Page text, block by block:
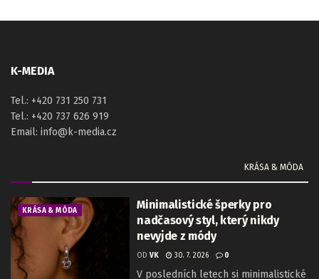
K-MEDIA
Tel.: +420 731 250 731
Tel.: +420 737 626 919
Email: info@k-media.cz
KRÁSA & MÓDA
KRÁSA & MÓDA
Minimalistické šperky pro
nadčasový styl, který nikdy
nevyjde z módy
OD VK 30. 7. 2026 0
V posledních letech si minimalistické